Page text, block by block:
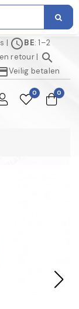
| scheduleBE: 1–2
retour| search
Veilig betalen
0 0